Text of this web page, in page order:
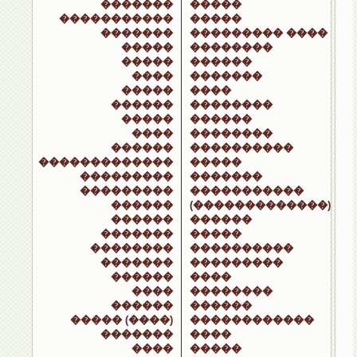
�������
�����������
�������
�����
�����
����
�����
������
�����
����
������
�������������
���������
���������
������
������
�������
��������
�������
������
����
������
����� (����)
�������
����
�����
�����
��������� ����
��������
������
�������
����
��������
������
��������
����������
�����
�������
�����������
(�������������)
������
�����
����������
���������
����
��������
������
������������
����
�����